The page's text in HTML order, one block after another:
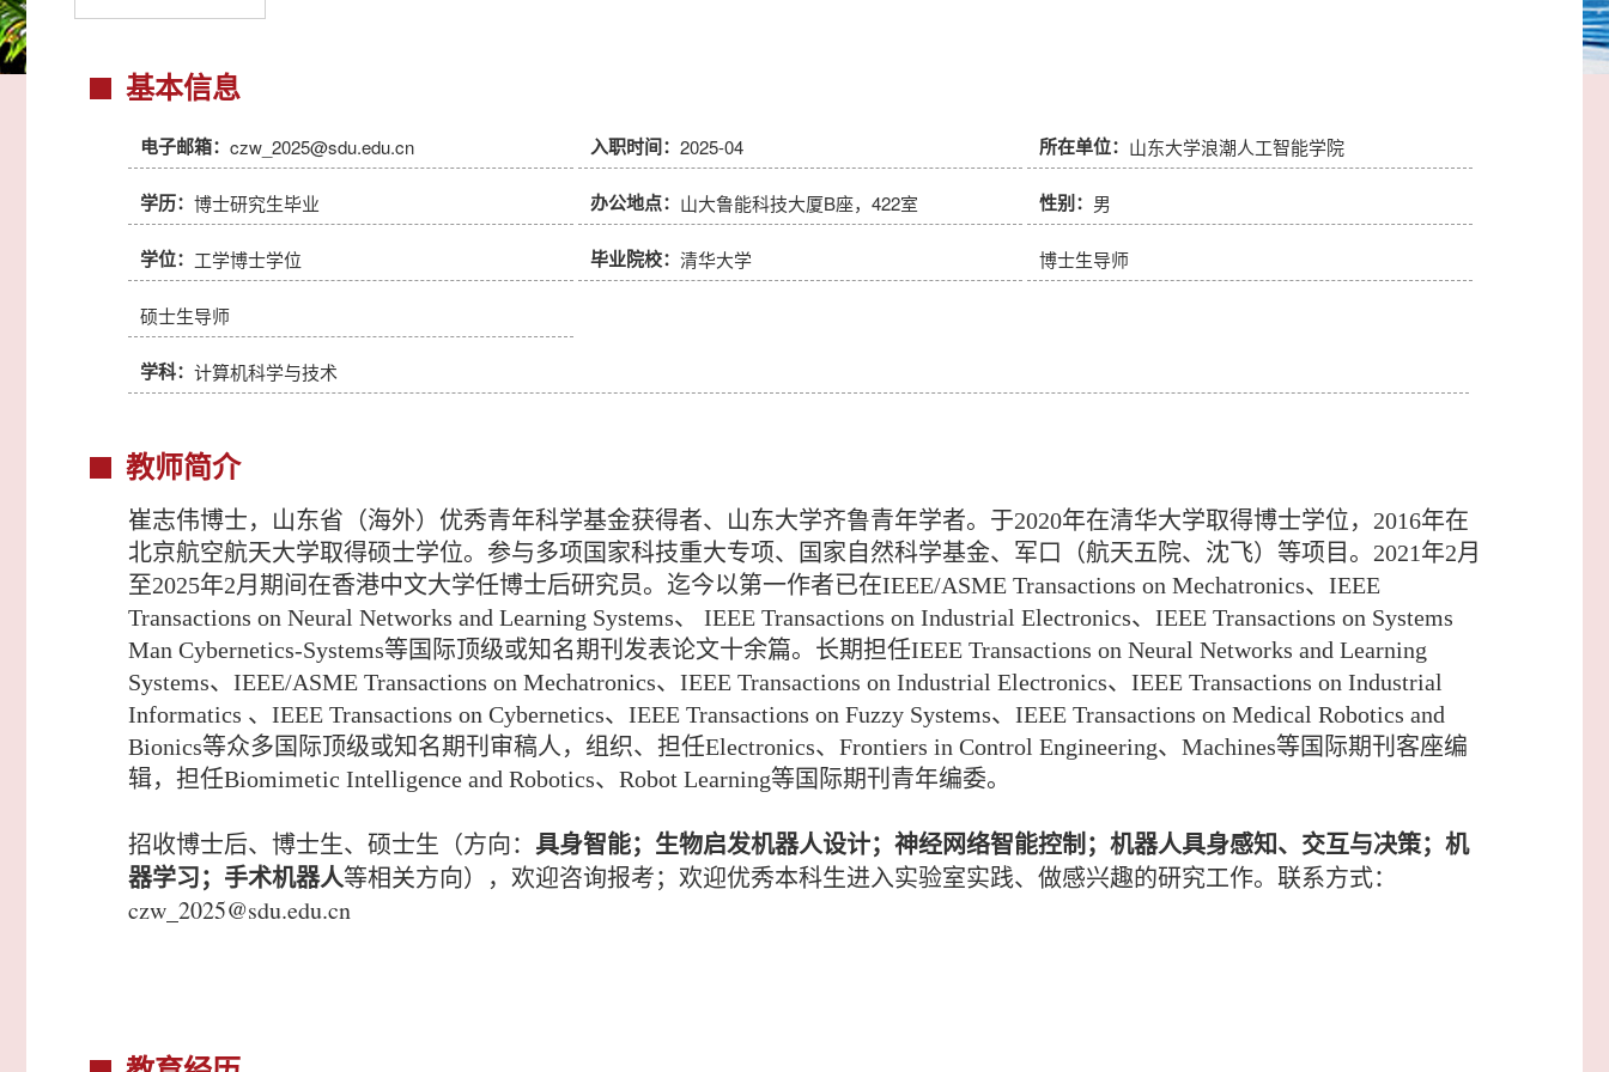
基本信息
电子邮箱： czw_2025@sdu.edu.cn 入职时间： 2025-04 所在单位： 山东大学浪潮人工智能学院
学历： 博士研究生毕业 办公地点： 山大鲁能科技大厦B座，422室 性别： 男
学位： 工学博士学位 毕业院校： 清华大学 博士生导师
硕士生导师
学科： 计算机科学与技术
教师简介
崔志伟博士，山东省（海外）优秀青年科学基金获得者、山东大学齐鲁青年学者。于2020年在清华大学取得博士学位，2016年在
北京航空航天大学取得硕士学位。参与多项国家科技重大专项、国家自然科学基金、军口（航天五院、沈飞）等项目。 2021年2月
至2025年2月期间在香港中文大学任博士后研究员。迄今以第一作者已在IEEE/ASME Transactions on Mechatronics、IEEE
Transactions on Neural Networks and Learning Systems、 IEEE Transactions on Industrial Electronics、IEEE Transactions on Systems
Man Cybernetics-Systems等国际顶级或知名期刊发表论文十余篇。长期担任IEEE Transactions on Neural Networks and Learning
Systems、IEEE/ASME Transactions on Mechatronics、IEEE Transactions on Industrial Electronics、IEEE Transactions on Industrial
Informatics 、IEEE Transactions on Cybernetics、IEEE Transactions on Fuzzy Systems、IEEE Transactions on Medical Robotics and
Bionics等众多国际顶级或知名期刊审稿人，组织、担任Electronics、Frontiers in Control Engineering、Machines等国际期刊客座编
辑，担任Biomimetic Intelligence and Robotics、 Robot Learning等 国际期刊青年编委。
招收博士后、博士生、硕士生（方向： 具身智能；生物启发机器人设计；神经网络智能控制；机器人具身感知、交互与决策；机
器学习；手术机器人等相关方向），欢迎咨询报考；欢迎优秀本科生进入实验室实践、做感兴趣的研究工作。联系方式：
czw_2025@sdu.edu.cn